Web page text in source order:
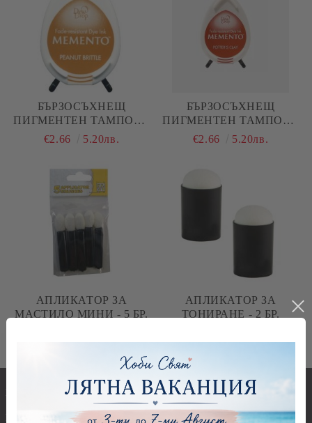
БЪРЗОСЪХНЕЩ
ПИГМЕНТЕН ТАМПОН -
MEMENTO - PEANUT
€2.66 5.20лв.
БЪРЗОСЪХНЕЩ
ПИГМЕНТЕН ТАМПОН -
MEMENTO - POTTERS
€2.66 5.20лв.
АПЛИКАТОР ЗА
МАСТИЛО МИНИ - 5 БР.
АПЛИКАТОР ЗА
ТОНИРАНЕ - 2 БР.
НАЙ-НОВИ ПРОДУКТИ
ПРОМОЦИИ до - 50%
Инструменти и пособия
Заготовки и материали за
бижута